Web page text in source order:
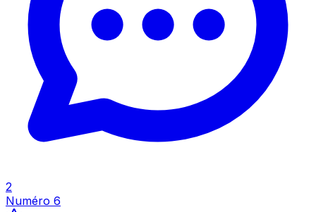
Inspecter
2
Numéro 6